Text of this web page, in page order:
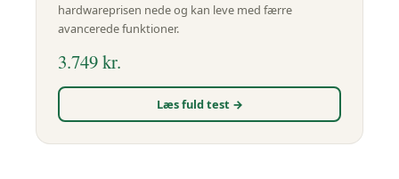
hardwareprisen nede og kan leve med færre
avancerede funktioner.
3.749 kr.
Læs fuld test →